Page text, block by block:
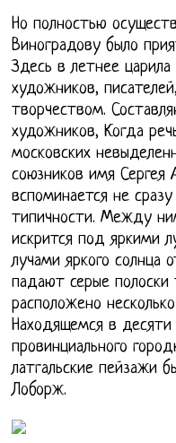
Но полностью
Виноградову было
Здесь в летнее
художников,
творчеством.
художников, Когда
московских
союзников имя Сергея
вспоминается не
типичности. Между
искрится под яркими
лучами яркого солнца
падают серые
расположено
Находящемся в
провинциального
латгальские пейзажи
Лоборж.